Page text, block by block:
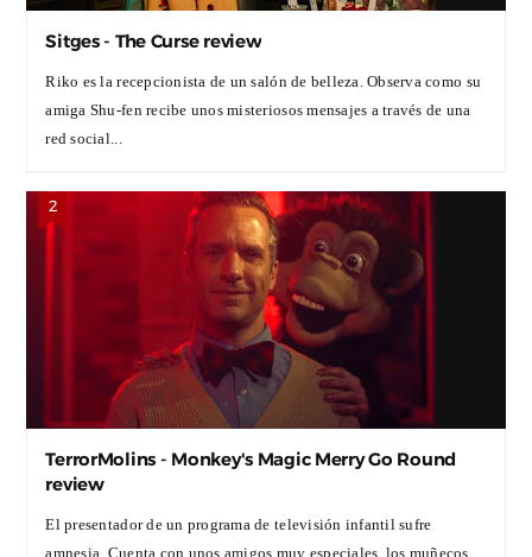
Sitges - The Curse review
Riko es la recepcionista de un salón de belleza. Observa como su
amiga Shu-fen recibe unos misteriosos mensajes a través de una
red social...
TerrorMolins - Monkey's Magic Merry Go Round
review
El presentador de un programa de televisión infantil sufre
amnesia. Cuenta con unos amigos muy especiales, los muñecos